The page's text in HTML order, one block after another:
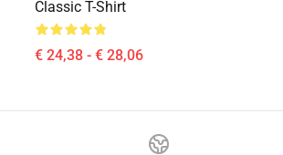
Classic T-Shirt
€ 24,38 - € 28,06